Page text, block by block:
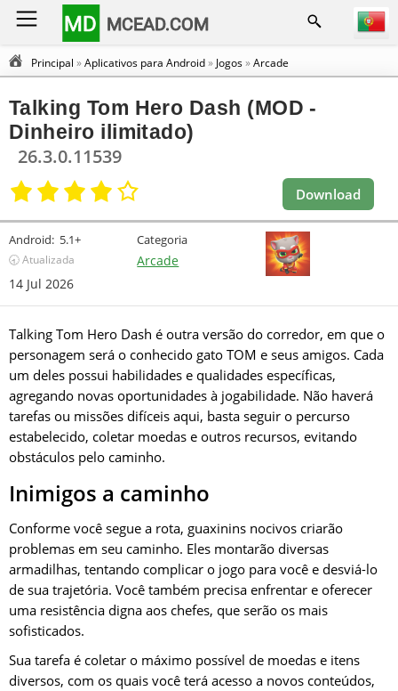
MD MCEAD.COM
Principal »Aplicativos para Android» Jogos»Arcade
Talking Tom Hero Dash (MOD -
Dinheiro ilimitado)
26.3.0.11539
Download
Android: 5.1+
🕣 Atualizada
14 Jul 2026
Categoria
Arcade
Talking Tom Hero Dash é outra versão do corredor, em que o
personagem será o conhecido gato TOM e seus amigos. Cada
um deles possui habilidades e qualidades específicas,
agregando novas oportunidades à jogabilidade. Não haverá
tarefas ou missões difíceis aqui, basta seguir o percurso
estabelecido, coletar moedas e outros recursos, evitando
obstáculos pelo caminho.
Inimigos a caminho
Conforme você segue a rota, guaxinins nocivos criarão
problemas em seu caminho. Eles montarão diversas
armadilhas, tentando complicar o jogo para você e desviá-lo
de sua trajetória. Você também precisa enfrentar e oferecer
uma resistência digna aos chefes, que serão os mais
sofisticados.
Sua tarefa é coletar o máximo possível de moedas e itens
diversos, com os quais você terá acesso a novos conteúdos,